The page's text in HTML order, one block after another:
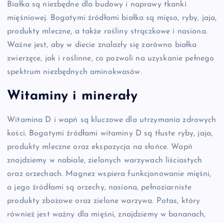
Białka są niezbędne dla budowy i naprawy tkanki
mięśniowej. Bogatymi źródłami białka są mięso, ryby, jaja,
produkty mleczne, a także rośliny strączkowe i nasiona.
Ważne jest, aby w diecie znalazły się zarówno białka
zwierzęce, jak i roślinne, co pozwoli na uzyskanie pełnego
spektrum niezbędnych aminokwasów.
Witaminy i minerały
Witamina D i wapń są kluczowe dla utrzymania zdrowych
kości. Bogatymi źródłami witaminy D są tłuste ryby, jaja,
produkty mleczne oraz ekspozycja na słońce. Wapń
znajdziemy w nabiale, zielonych warzywach liściastych
oraz orzechach. Magnez wspiera funkcjonowanie mięśni,
a jego źródłami są orzechy, nasiona, pełnoziarniste
produkty zbożowe oraz zielone warzywa. Potas, który
również jest ważny dla mięśni, znajdziemy w bananach,